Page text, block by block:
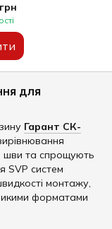
для
Гарант СК-
шви та спрощують
SVP систем
монтажу,
форматами